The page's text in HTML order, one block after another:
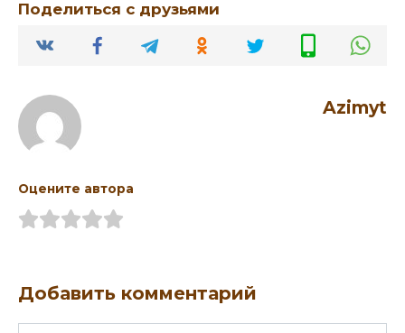
Поделиться с друзьями
Azimyt
Оцените автора
Добавить комментарий